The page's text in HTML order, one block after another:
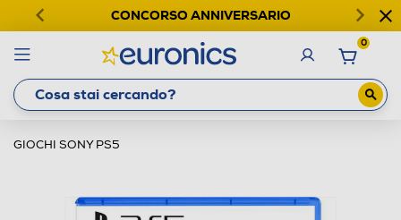
CONCORSO ANNIVERSARIO
0
GIOCHI SONY PS5